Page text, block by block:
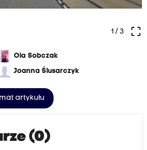
crop_free
1/ 3
Ola Sobczak
Joanna Ślusarczyk
artykułu
(0)